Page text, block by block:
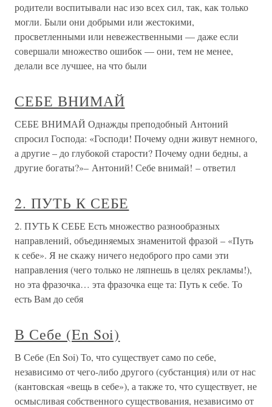
родители воспитывали нас изо всех сил, так, как только
могли. Были они добрыми или жестокими,
просветленными или невежественными — даже если
совершали множество ошибок — они, тем не менее,
делали все лучшее, на что были
СЕБЕ ВНИМАЙ
СЕБЕ ВНИМАЙ Однажды преподобный Антоний
спросил Господа: «Господи! Почему одни живут немного,
а другие – до глубокой старости? Почему одни бедны, а
другие богаты?»– Антоний! Себе внимай! – ответил
2. ПУТЬ К СЕБЕ
2. ПУТЬ К СЕБЕ Есть множество разнообразных
направлений, объединяемых знаменитой фразой – «Путь
к себе». Я не скажу ничего недоброго про сами эти
направления (чего только не ляпнешь в целях рекламы!),
но эта фразочка… эта фразочка еще та: Путь к себе. То
есть Вам до себя
В Себе (En Soi)
В Себе (En Soi) То, что существует само по себе,
независимо от чего-либо другого (субстанция) или от нас
(кантовская «вещь в себе»), а также то, что существует, не
осмысливая собственного существования, независимо от